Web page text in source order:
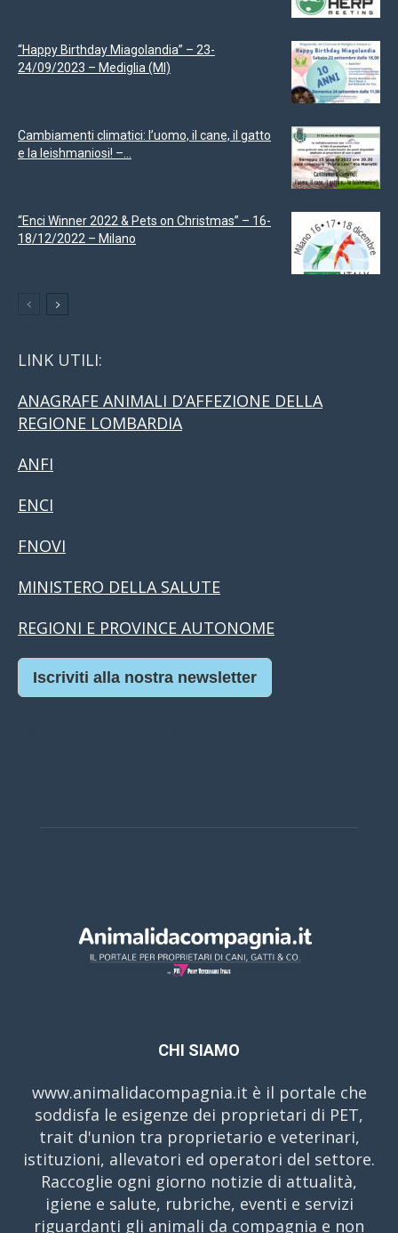
“Happy Birthday Miagolandia” – 23-
24/09/2023 – Mediglia (MI)
Cambiamenti climatici: l’uomo, il cane, il gatto
e la leishmaniosi! –...
“Enci Winner 2022 & Pets on Christmas” – 16-
18/12/2022 – Milano
LINK UTILI:
ANAGRAFE ANIMALI D’AFFEZIONE DELLA
REGIONE LOMBARDIA
ANFI
ENCI
FNOVI
MINISTERO DELLA SALUTE
REGIONI E PROVINCE AUTONOME
Iscriviti alla nostra newsletter
CHI SIAMO
www.animalidacompagnia.it è il portale che
soddisfa le esigenze dei proprietari di PET,
trait d'union tra proprietario e veterinari,
istituzioni, allevatori ed operatori del settore.
Raccoglie ogni giorno notizie di attualità,
igiene e salute, rubriche, eventi e servizi
riguardanti gli animali da compagnia e non